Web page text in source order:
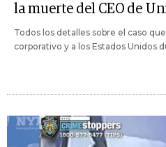
la muerte del CEO de
Todos los detalles sobre el caso
corporativo y a los Estados Unidos